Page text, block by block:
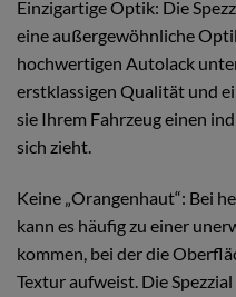
Einzigartige Optik: Die
eine außergewöhnliche
hochwertigen Autolack
erstklassigen Qualität und
sie Ihrem Fahrzeug einen
sich zieht.
Keine „Orangenhaut“: Bei
kann es häufig zu einer
kommen, bei der die
Textur aufweist. Die